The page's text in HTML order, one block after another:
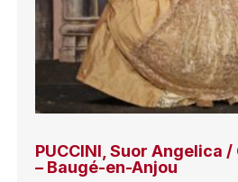
PUCCINI, Suor Angelica
– Baugé-en-Anjou